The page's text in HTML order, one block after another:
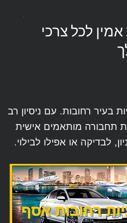
לכל צרכי
בעיר רחובות. עם ניסיון רב
תחבורה מותאמים אישית
לבדיקה או אפילו לבילוי.